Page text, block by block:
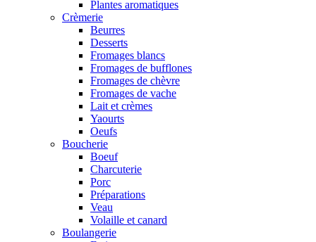
Plantes aromatiques
Crèmerie
Beurres
Desserts
Fromages blancs
Fromages de bufflones
Fromages de chèvre
Fromages de vache
Lait et crèmes
Yaourts
Oeufs
Boucherie
Boeuf
Charcuterie
Porc
Préparations
Veau
Volaille et canard
Boulangerie